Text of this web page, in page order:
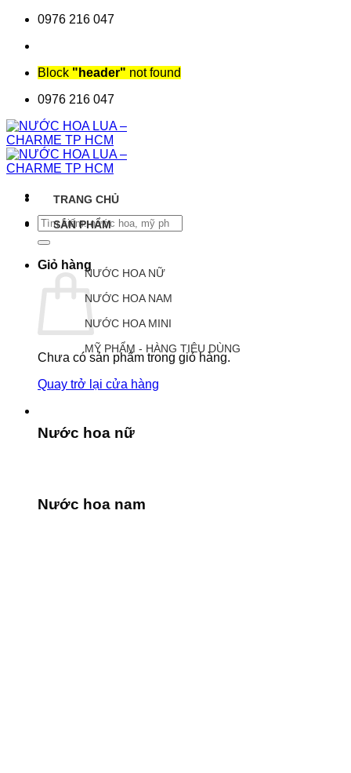
Chuyển0976 216 047
Block "header" not found
0976 216 047
Tìm
kiếm:
Giỏ hàng
Chưa có sản phẩm trong giỏ hàng.
Quay trở lại cửa hàng
TRANG CHỦ
SẢN PHẨM
NƯỚC HOA NỮ
NƯỚC HOA NAM
NƯỚC HOA MINI
MỸ PHẨM - HÀNG TIÊU DÙNG
Nước hoa nữ
Nước hoa nam